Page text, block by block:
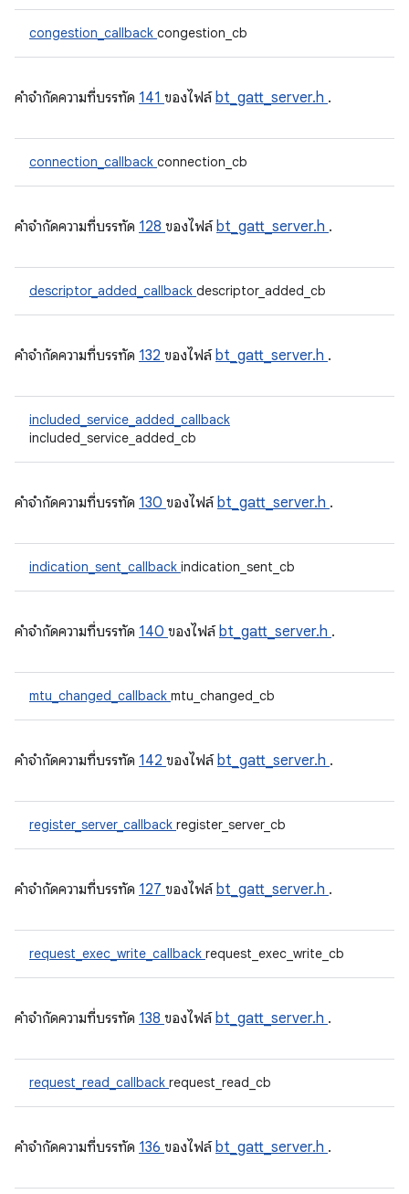
congestion_callback congestion_cb
คําจํากัดความที่บรรทัด 141 ของไฟล์bt_gatt_server.h .
connection_callback connection_cb
คําจํากัดความที่บรรทัด 128 ของไฟล์bt_gatt_server.h .
descriptor_added_callback descriptor_added_cb
คําจํากัดความที่บรรทัด 132 ของไฟล์bt_gatt_server.h .
included_service_added_callback
included_service_added_cb
คําจํากัดความที่บรรทัด 130 ของไฟล์bt_gatt_server.h .
indication_sent_callback indication_sent_cb
คําจํากัดความที่บรรทัด 140 ของไฟล์bt_gatt_server.h .
mtu_changed_callback mtu_changed_cb
คําจํากัดความที่บรรทัด 142 ของไฟล์bt_gatt_server.h .
register_server_callback register_server_cb
คําจํากัดความที่บรรทัด 127 ของไฟล์bt_gatt_server.h .
request_exec_write_callback request_exec_write_cb
คําจํากัดความที่บรรทัด 138 ของไฟล์bt_gatt_server.h .
request_read_callback request_read_cb
คําจํากัดความที่บรรทัด 136 ของไฟล์bt_gatt_server.h .